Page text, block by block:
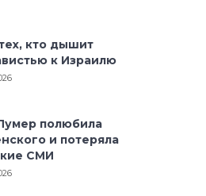
кто дышит
к Израилю
полюбила
и потеряла
СМИ